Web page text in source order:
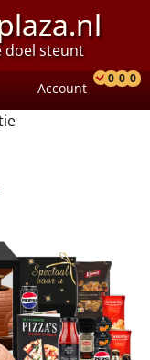
doel steunt
Account
0 0 0